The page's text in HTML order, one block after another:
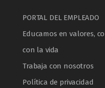
PORTAL DEL EMPLEADO
Educamos en valores,
con la vida
Trabaja con nosotros
Política de privacidad